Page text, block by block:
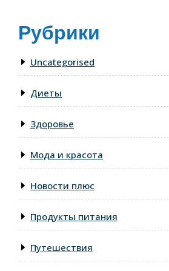
Рубрики
Uncategorised
Диеты
Здоровье
Мода и красота
Новости плюс
Продукты питания
Путешествия